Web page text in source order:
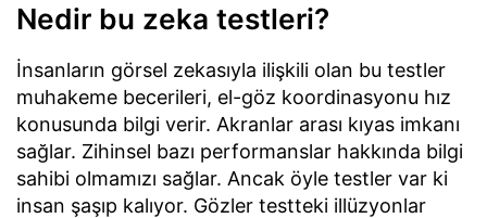
Nedir bu zeka testleri?
İnsanların görsel zekasıyla ilişkili olan bu testler
muhakeme becerileri, el-göz koordinasyonu hız
konusunda bilgi verir. Akranlar arası kıyas imkanı
sağlar. Zihinsel bazı performanslar hakkında bilgi
sahibi olmamızı sağlar. Ancak öyle testler var ki
insan şaşıp kalıyor. Gözler testteki illüzyonlar